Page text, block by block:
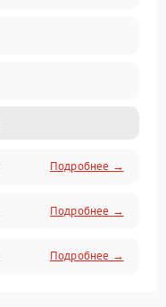
Подробнее →
Подробнее →
Подробнее →